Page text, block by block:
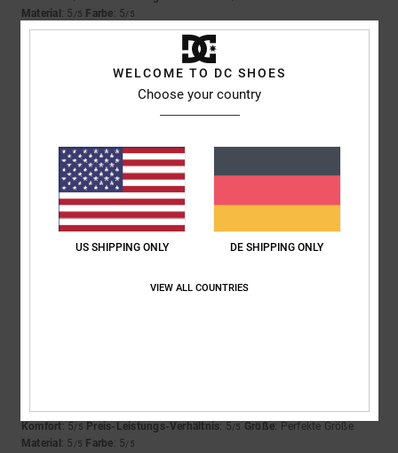
Material : 5 /5 Farbe: 5/5
Ich empfehle dieses Produkt
5/5
4. April 2026
Weil sie einfach super sind und der Preis echt top ist
Original anzeigen - Castellano
Komfort: 5/5 Preis-Leistungs-Verhältnis
Sehr bequem, lässig und gleichzeitig schick
Komfort: 5/5 Preis-Leistungs-Verhältnis: 5/5 Größe: Perfekte Größe
Material : 5 /5 Farbe: 5/5
WELCOME TO DC SHOES
Choose your country
US SHIPPING ONLY DE SHIPPING ONLY
VIEW ALL COUNTRIES